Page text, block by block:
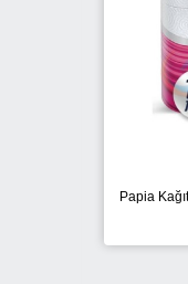
Papia